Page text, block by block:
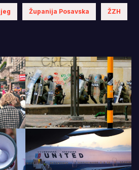
Županija Posavska ŽZH